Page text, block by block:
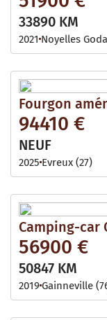
33890 KM
2021 Noyelles
Fourgon
94410 €
NEUF
2025 Evreux (27)
Camping-car
56900 €
50847 KM
2019 Gainneville